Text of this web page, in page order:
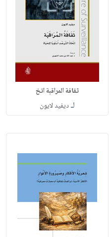
ثقافة المراقبة اتخ
لـديفيد لايون